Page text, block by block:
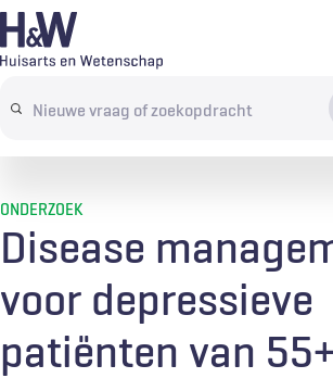
Overslaan
en
de Search
terms
AbonnerenTijdschrift
ONDERZOEK
Disease
voor depressieve
patiënten van 55+